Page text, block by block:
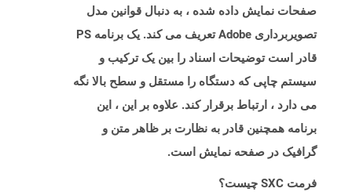
صفحات نمایش داده شده ، به دنبال قوانین مدل
تصویربرداری Adobe تعریف می کند. یک برنامه PS
قادر است توضیحات اسناد را بین یک ترکیب و
سیستم چاپی که دستگاه را مستقل و سطح بالا نگه
می دارد ، ارتباط برقرار کند. علاوه بر این ، این
برنامه همچنین قادر به نظارت بر ظاهر متن و
گرافیک در صفحه نمایش است.
فرمت SXC چیست؟